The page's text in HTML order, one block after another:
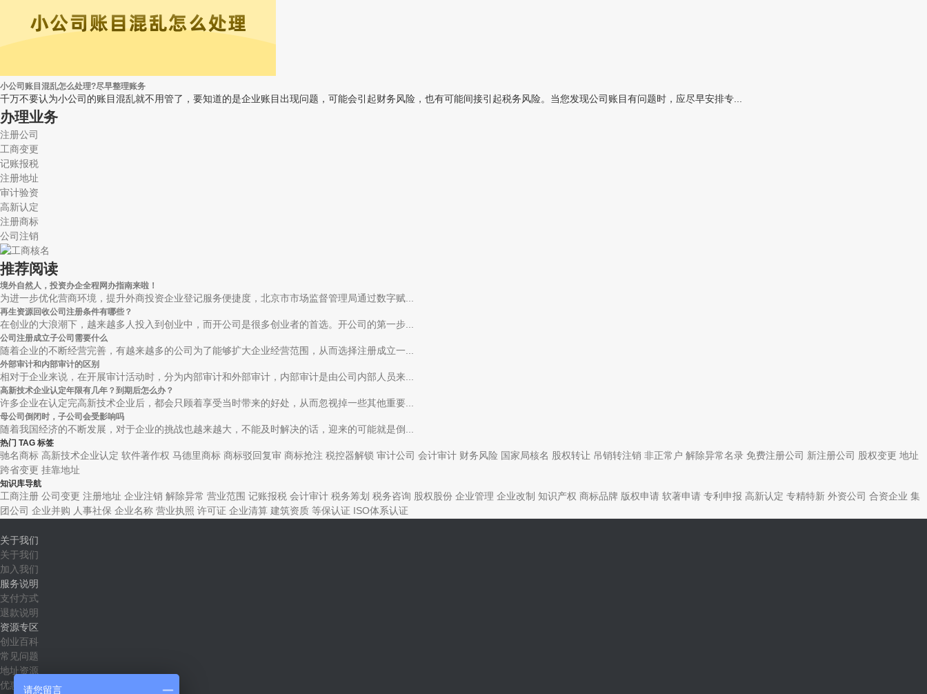
小公司账目混乱怎么处理?尽早整理账务
千万不要认为小公司的账目混乱就不用管了，要知道的是企业账目出现问题，可能会引起财务风险，也有可能间接引起税务风险。当您发现公司账目有问题时，应尽早安排专...
办理业务
注册公司
工商变更
记账报税
注册地址
审计验资
高新认定
注册商标
公司注销
推荐阅读
境外自然人，投资办企全程网办指南来啦！
为进一步优化营商环境，提升外商投资企业登记服务便捷度，北京市市场监督管理局通过数字赋...
再生资源回收公司注册条件有哪些？
在创业的大浪潮下，越来越多人投入到创业中，而开公司是很多创业者的首选。开公司的第一步...
公司注册成立子公司需要什么
随着企业的不断经营完善，有越来越多的公司为了能够扩大企业经营范围，从而选择注册成立一...
外部审计和内部审计的区别
相对于企业来说，在开展审计活动时，分为内部审计和外部审计，内部审计是由公司内部人员来...
高新技术企业认定年限有几年？到期后怎么办？
许多企业在认定完高新技术企业后，都会只顾着享受当时带来的好处，从而忽视掉一些其他重要...
母公司倒闭时，子公司会受影响吗
随着我国经济的不断发展，对于企业的挑战也越来越大，不能及时解决的话，迎来的可能就是倒...
热门 TAG 标签
驰名商标 高新技术企业认定 软件著作权 马德里商标 商标驳回复审 商标抢注 税控器解锁 审计公司 会计审计 财务风险 国家局核名 股权转让 吊销转注销 非正常户 解除异常名录 免费注册公司 新注册公司 股权变更 地址
跨省变更 挂靠地址
知识库导航
工商注册 公司变更 注册地址 企业注销 解除异常 营业范围 记账报税 会计审计 税务筹划 税务咨询 股权股份 企业管理 企业改制 知识产权 商标品牌 版权申请 软著申请 专利申报 高新认定 专精特新 外资公司 合资企业 集
团公司 企业并购 人事社保 企业名称 营业执照 许可证 企业清算 建筑资质 等保认证 ISO体系认证
关于我们
关于我们
加入我们
服务说明
支付方式
退款说明
资源专区
创业百科
常见问题
地址资源
优惠套餐请您留言